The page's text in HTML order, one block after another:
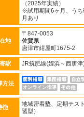
（2025年実績）
※試用期間6ヶ月、うち
月あり
地
〒847-0053
佐賀県
唐津市紺屋町1675-2
駅 JR筑肥線(姪浜～西唐津
方法
オンライン指導
徴
地域密着塾、定期テス
習型）